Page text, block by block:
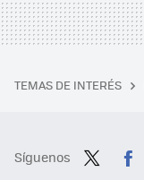
TEMAS DE INTERÉS
Síguenos